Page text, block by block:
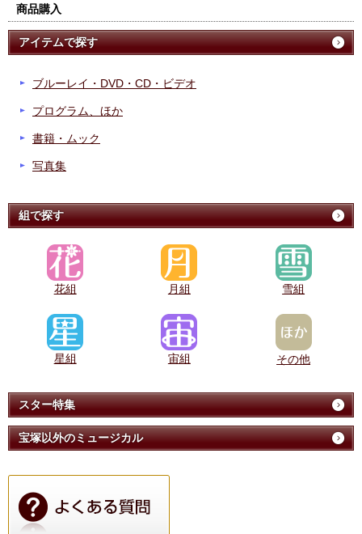
商品購入
アイテムで探す
ブルーレイ・DVD・CD・ビデオ
プログラム、ほか
書籍・ムック
写真集
組で探す
花組 月組 雪組
星組 宙組 その他
スター特集
宝塚以外のミュージカル